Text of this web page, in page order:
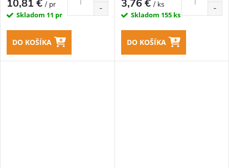
10,81 €/ pr
Skladom 11 pr
DO KOŠÍKA
3,76 €/ ks
Skladom 155 ks
DO KOŠÍKA